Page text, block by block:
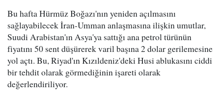
Bu hafta Hürmüz Boğazı'nın yeniden açılmasını
sağlayabilecek İran-Umman anlaşmasına ilişkin umutlar,
Suudi Arabistan'ın Asya'ya sattığı ana petrol türünün
fiyatını 50 sent düşürerek varil başına 2 dolar gerilemesine
yol açtı. Bu, Riyad'ın Kızıldeniz'deki Husi ablukasını ciddi
bir tehdit olarak görmediğinin işareti olarak
değerlendiriliyor.